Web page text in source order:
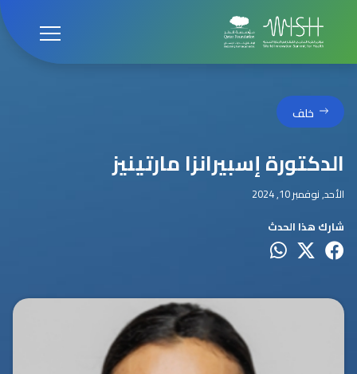
خلف
الدكتورة إسبيرانزا مارتينيز
الأحد, نوفمبر 10, 2024
شارك هذا الحدث